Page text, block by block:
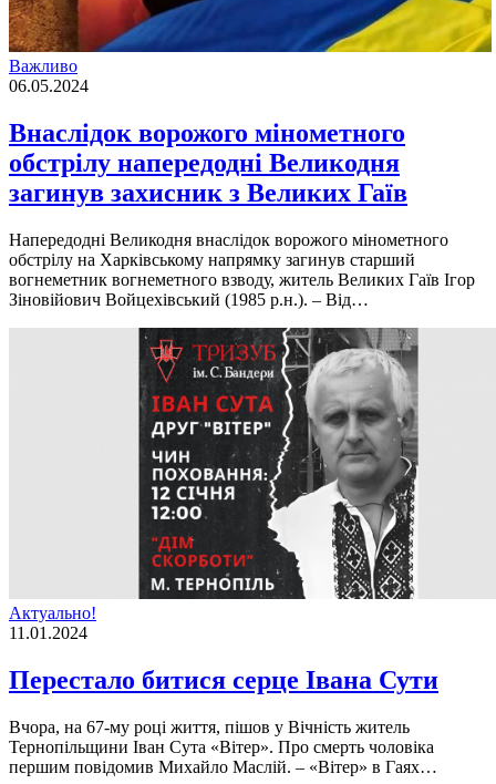
Важливо
06.05.2024
Внаслідок ворожого мінометного
обстрілу напередодні Великодня
загинув захисник з Великих Гаїв
Напередоднi Великодня внаслiдок ворожого мiнометного
обстрiлу на Харкiвському напрямку загинув старший
вогнеметник вогнеметного взводу, житель Великих Гаїв Iгор
Зiновiйович Войцехiвський (1985 р.н.). – Вiд…
Актуально!
11.01.2024
Перестало битися серце Івана Сути
Вчора, на 67-му році життя, пішов у Вічність житель
Тернопільщини Іван Сута «Вітер». Про смерть чоловіка
першим повідомив Михайло Маслій. – «Вітер» в Гаях…